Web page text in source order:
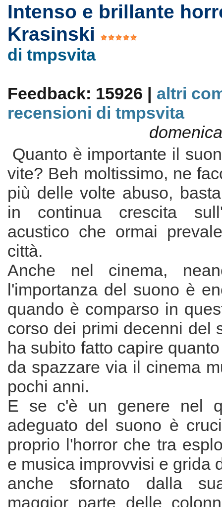
Intenso e brillante
Krasinski
di tmpsvita
Feedback: 15926 | altri
recensioni di tmpsvita
Quanto è importante il
vite? Beh moltissimo, ne
più delle volte abuso,
in continua crescita
acustico che ormai
città.
Anche nel cinema,
l'importanza del suono è
quando è comparso in
corso dei primi decenni del
ha subito fatto capire
da spazzare via il cinema
pochi anni.
E se c'è un genere nel
adeguato del suono è
proprio l'horror che tra
e musica improvvisi e grida
anche sfornato dalla
maggior parte delle